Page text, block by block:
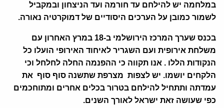
במלחמה יש להילחם עד חורמה ועד הניצחון ובמקביל
לשמור כמובן על הערכים היסודיים של דמוקרטיה נאורה.
בכנס שערך המרכז הירושלמי ב-18 במרץ האחרון עם
משלחת אירופית ועם השגריר לאיחוד האירופי הועלו כל
הנקודות הללו . אנו תקווה כי ההפנמה החלה לחלחל וכי
הלקחים יושמו. יש לצפות מצרפת שתשנה סוף סוף את
עמדתה ותתחיל להילחם בטרור בכלים אחרים ומתוחכמים
כפי שעושה זאת ישראל לאורך השנים.